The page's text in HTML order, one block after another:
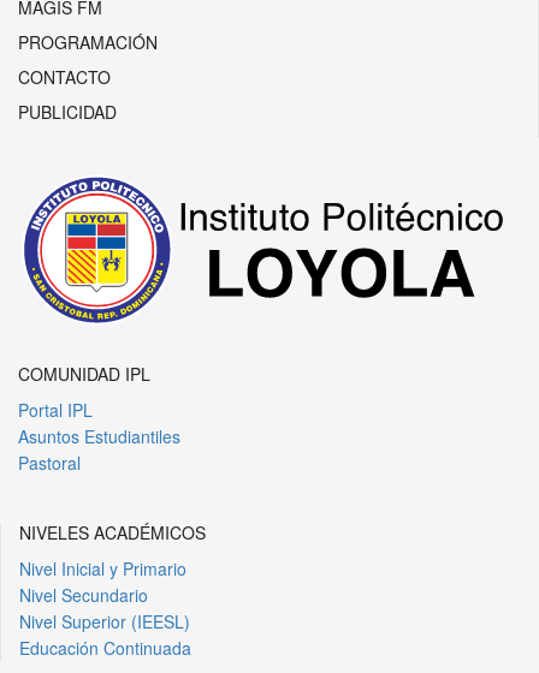
MAGIS FM
PROGRAMACIÓN
CONTACTO
PUBLICIDAD
COMUNIDAD IPL
Portal IPL
Asuntos Estudiantiles
Pastoral
NIVELES ACADÉMICOS
Nivel Inicial y Primario
Nivel Secundario
Nivel Superior (IEESL)
Educación Continuada